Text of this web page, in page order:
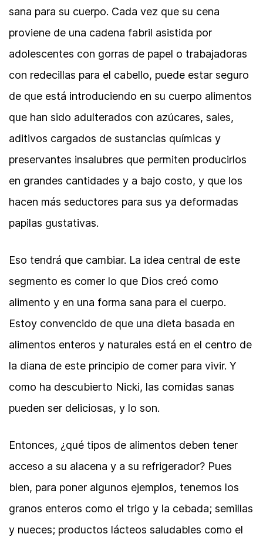
sana para su cuerpo. Cada vez que su cena
proviene de una cadena fabril asistida por
adolescentes con gorras de papel o trabajadoras
con redecillas para el cabello, puede estar seguro
de que está introduciendo en su cuerpo alimentos
que han sido adulterados con azúcares, sales,
aditivos cargados de sustancias químicas y
preservantes insalubres que permiten producirlos
en grandes cantidades y a bajo costo, y que los
hacen más seductores para sus ya deformadas
papilas gustativas.
Eso tendrá que cambiar. La idea central de este
segmento es comer lo que Dios creó como
alimento y en una forma sana para el cuerpo.
Estoy convencido de que una dieta basada en
alimentos enteros y naturales está en el centro de
la diana de este principio de comer para vivir. Y
como ha descubierto Nicki, las comidas sanas
pueden ser deliciosas, y lo son.
Entonces, ¿qué tipos de alimentos deben tener
acceso a su alacena y a su refrigerador? Pues
bien, para poner algunos ejemplos, tenemos los
granos enteros como el trigo y la cebada; semillas
y nueces; productos lácteos saludables como el